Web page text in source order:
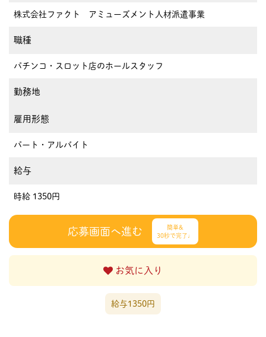
株式会社ファクト アミューズメント人材派遣事業
職種
パチンコ・スロット店のホールスタッフ
勤務地
雇用形態
パート・アルバイト
給与
時給 1350円
応募画面へ進む
簡単&
30秒で完了♩
お気に入り
給与1350円